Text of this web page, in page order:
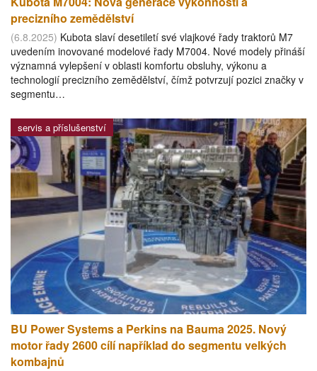
precizního zemědělství
(6.8.2025) Kubota slaví desetiletí své vlajkové řady traktorů M7
uvedením inovované modelové řady M7004. Nové modely přináší
významná vylepšení v oblasti komfortu obsluhy, výkonu a
technologií precizního zemědělství, čímž potvrzují pozici značky v
segmentu…
servis a příslušenství
BU Power Systems a Perkins na Bauma 2025. Nový
motor řady 2600 cílí například do segmentu velkých
kombajnů